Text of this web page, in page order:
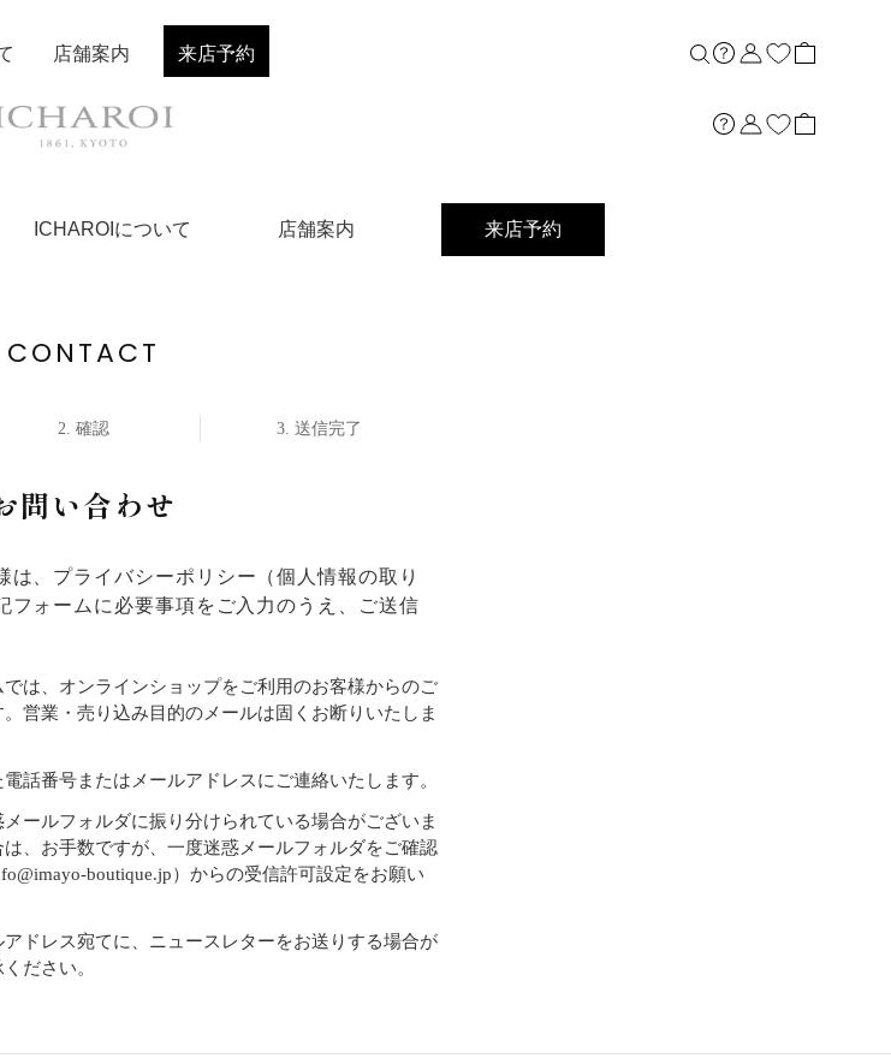
店舗案内
ICHAROIについて 店舗案内 来店予約
店舗案内 来店予約
CONTACT
確認 送信完了
問い合わせ
は、 プライバシーポリシー （個人情報の取り
フォームに必要事項をご入力のうえ、ご送信
は、オンラインショップをご利用のお客様からのご
営業・売り込み目的のメールは固くお断りいたしま
話番号またはメールアドレスにご連絡いたします。
ールフォルダに振り分けられている場合がございま
、お手数ですが、一度迷惑メールフォルダをご確認
boutique.jp）からの受信許可設定をお願い
ドレス宛てに、ニュースレターをお送りする場合が
ださい。